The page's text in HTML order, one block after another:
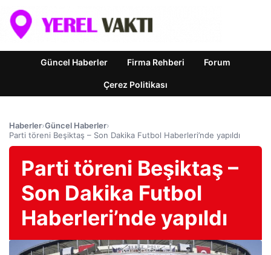
Güncel Haberler Firma Rehberi Forum
Çerez Politikası
Haberler›Güncel Haberler›
Parti töreni Beşiktaş – Son Dakika Futbol Haberleri’nde yapıldı
Parti töreni Beşiktaş –
Son Dakika Futbol
Haberleri’nde yapıldı